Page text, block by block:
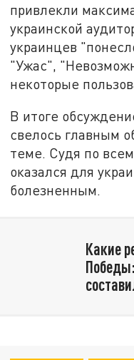
привлекли
украинской
украинцев
"Ужас",
некоторые
В итоге
свелось главным
теме. Судя по
оказался для
болезненным.
Какие